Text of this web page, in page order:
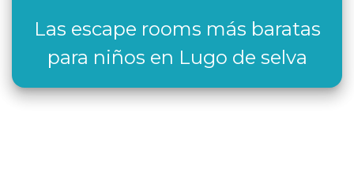
Las escape rooms más baratas
para niños en Lugo de selva